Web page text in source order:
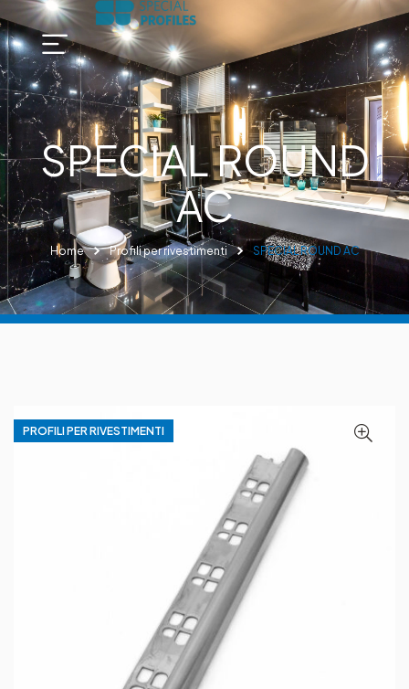
SPECIAL ROUND
AC
Home Profili per rivestimenti SPECIAL ROUND AC
PROFILI PER RIVESTIMENTI